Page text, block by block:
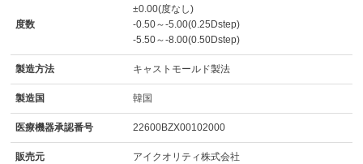
度数
±0.00(度なし)
-0.50～-5.00(0.25Dstep)
-5.50～-8.00(0.50Dstep)
製造方法 キャストモールド製法
製造国 韓国
医療機器承認番号 22600BZX00102000
販売元 アイクオリティ株式会社